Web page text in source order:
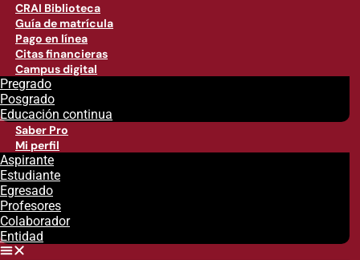
CRAI Biblioteca
Guía de matrícula
Pago en línea
Citas financieras
Campus digital
Pregrado
Posgrado
Educación continua
Saber Pro
Mi perfil
Aspirante
Estudiante
Egresado
Profesores
Colaborador
Entidad